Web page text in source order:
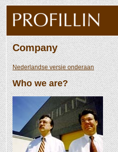
Company
Nederlandse versie onderaan
Who we are?